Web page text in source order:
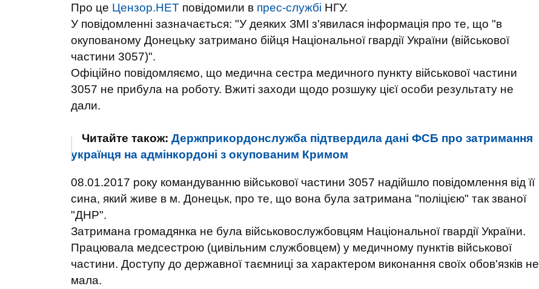
Про це Цензор.НЕТ повідомили в прес-службі НГУ.
У повідомленні зазначається: "У деяких ЗМІ з'явилася інформація про те, що "в
окупованому Донецьку затримано бійця Національної гвардії України (військової
частини 3057)".
Офіційно повідомляємо, що медична сестра медичного пункту військової частини
3057 не прибула на роботу. Вжиті заходи щодо розшуку цієї особи результату не
дали.
Читайте також: Держприкордонслужба підтвердила дані ФСБ про затримання
українця на адмінкордоні з окупованим Кримом
08.01.2017 року командуванню військової частини 3057 надійшло повідомлення від її
сина, який живе в м. Донецьк, про те, що вона була затримана "поліцією" так званої
"ДНР".
Затримана громадянка не була військовослужбовцям Національної гвардії України.
Працювала медсестрою (цивільним службовцем) у медичному пунктів військової
частини. Доступу до державної таємниці за характером виконання своїх обов'язків не
мала.